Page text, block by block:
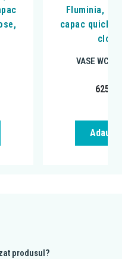
Fluminia,
capac quick
close,
VASE WC
625,00
Adauga
produsul?